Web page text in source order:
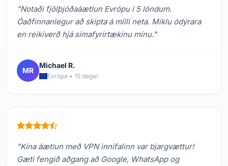
"Notaði fjölþjóðaáætlun Evrópu í 5 löndum.
Óaðfinnanlegur að skipta á milli neta. Miklu ódýrara
en reikiverð hjá símafyrirtækinu mínu."
MR
Michael R.
Evrópa • 15 dagar
"Kína áætlun með VPN innifalinn var bjargvættur!
Gæti fengið aðgang að Google, WhatsApp og